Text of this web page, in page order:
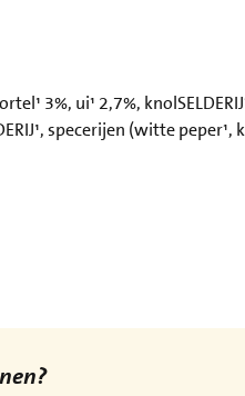
3%, ui¹ 2,7%,
specerijen (witte